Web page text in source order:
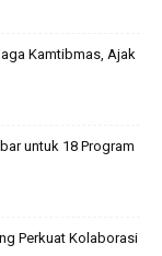
Kamtibmas, Ajak
untuk 18 Program
Perkuat Kolaborasi